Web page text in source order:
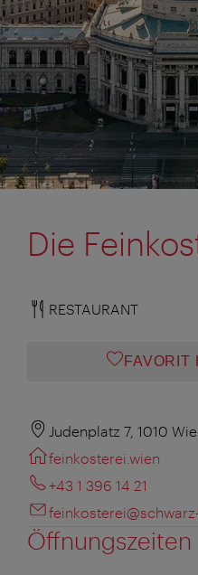
Die
RESTAURANT
FAVORIT
Judenplatz 7, 1010
feinkosterei.wien
+43 1 396 14 21
Öffnungszeiten